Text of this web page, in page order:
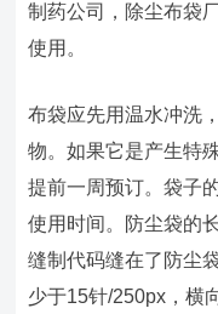
制药公司，除尘布袋
使用。
布袋应先用温水冲洗
物。如果它是产生特
提前一周预订。袋子
使用时间。防尘袋的
缝制代码缝在了防尘
少于15针/250px，横